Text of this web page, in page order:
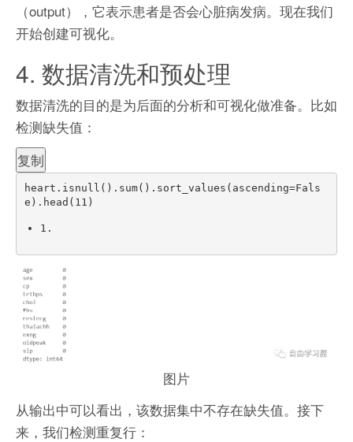
（output），它表示患者是否会心脏病发病。现在我们
开始创建可视化。
4. 数据清洗和预处理
数据清洗的目的是为后面的分析和可视化做准备。比如
检测缺失值：
复制
heart . isnull ( ) . sum( ) . sort_values ( ascending=Fals
e ) . head ( 11 )
1.
图片
从输出中可以看出，该数据集中不存在缺失值。接下
来，我们检测重复行：